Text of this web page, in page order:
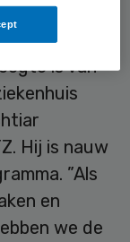
ideeën in
is van
Hij is nauw
”Als
en
we de